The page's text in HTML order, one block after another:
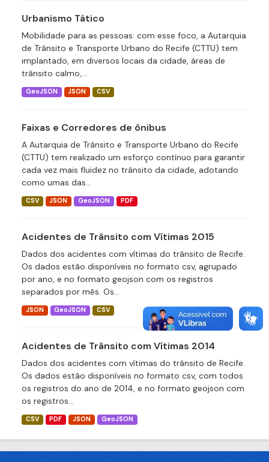
Urbanismo Tático
Mobilidade para as pessoas: com esse foco, a Autarquia
de Trânsito e Transporte Urbano do Recife (CTTU) tem
implantado, em diversos locais da cidade, áreas de
trânsito calmo,...
GeoJSON JSON CSV
Faixas e Corredores de ônibus
A Autarquia de Trânsito e Transporte Urbano do Recife
(CTTU) tem realizado um esforço contínuo para garantir
cada vez mais fluidez no trânsito da cidade, adotando
como umas das...
CSV JSON GeoJSON PDF
Acidentes de Trânsito com Vítimas 2015
Dados dos acidentes com vítimas do trânsito de Recife.
Os dados estão disponíveis no formato csv, agrupado
por ano, e no formato geojson com os registros
separados por mês. Os...
JSON GeoJSON CSV
Acidentes de Trânsito com Vítimas 2014
Dados dos acidentes com vítimas do trânsito de Recife.
Os dados estão disponíveis no formato csv, com todos
os registros do ano de 2014, e no formato geojson com
os registros...
CSV PDF JSON GeoJSON